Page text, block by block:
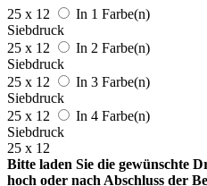
25 x 12
In 1 Farbe(n)
Siebdruck
25 x 12
In 2 Farbe(n)
Siebdruck
25 x 12
In 3 Farbe(n)
Siebdruck
25 x 12
In 4 Farbe(n)
Siebdruck
25 x 12
Bitte laden Sie die gewünschte
hoch oder nach Abschluss der